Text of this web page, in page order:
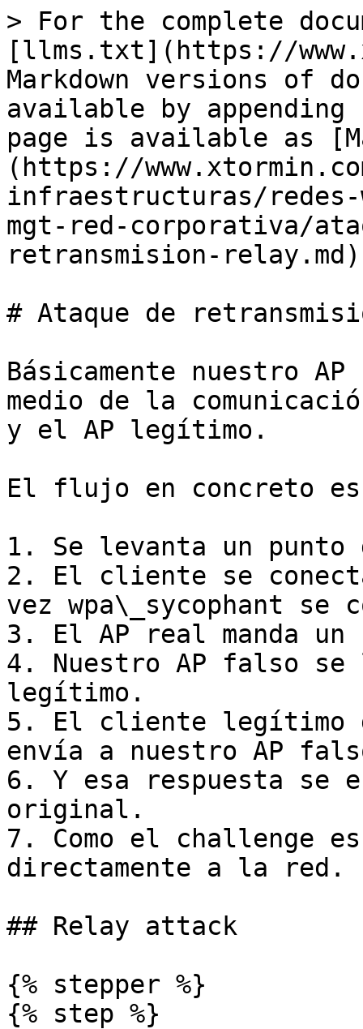
> For the complete
[llms.txt](https://
Markdown versions of
available by
page is available as
(https://
infraestructuras/
mgt-red-corporativa/
retransmision-
# Ataque de
Básicamente nuestro
medio de la
y el AP legítimo.
El flujo en concreto
1. Se levanta un punto
2. El cliente se
vez wpa\_sycophant
3. El AP real manda un
4. Nuestro AP falso
legítimo.
5. El cliente legítimo
envía a nuestro AP
6. Y esa respuesta se
original.
7. Como el challenge
directamente a la red.
## Relay attack
{% stepper %}
{% step %}